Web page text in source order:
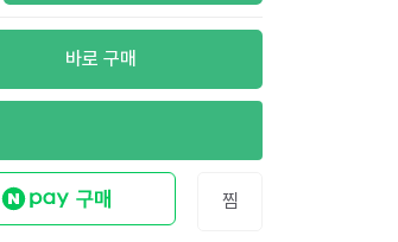
바로 구매
찜